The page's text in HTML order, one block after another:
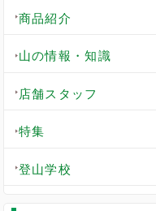
商品紹介
山の情報・知識
店舗スタッフ
特集
登山学校